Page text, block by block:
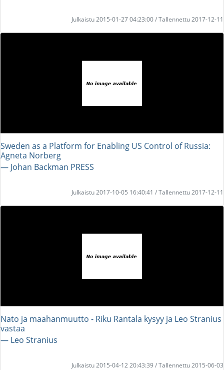
Julkaistu 2015-01-27 04:23:00 / Tallennettu 2017-12-11
Sweden as a Platform for Enabling US Control of Russia:
Agneta Norberg
― Johan Backman PRESS
Julkaistu 2017-10-05 16:40:41 / Tallennettu 2017-12-11
Nato ja maahanmuutto - Riku Rantala kysyy ja Leo Stranius
vastaa
― Leo Stranius
Julkaistu 2015-04-12 20:43:39 / Tallennettu 2015-06-03